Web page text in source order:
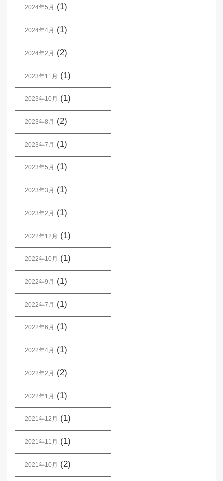
2024年5月 (1)
2024年4月 (1)
2024年2月 (2)
2023年11月 (1)
2023年10月 (1)
2023年8月 (2)
2023年7月 (1)
2023年5月 (1)
2023年3月 (1)
2023年2月 (1)
2022年12月 (1)
2022年10月 (1)
2022年9月 (1)
2022年7月 (1)
2022年6月 (1)
2022年4月 (1)
2022年2月 (2)
2022年1月 (1)
2021年12月 (1)
2021年11月 (1)
2021年10月 (2)